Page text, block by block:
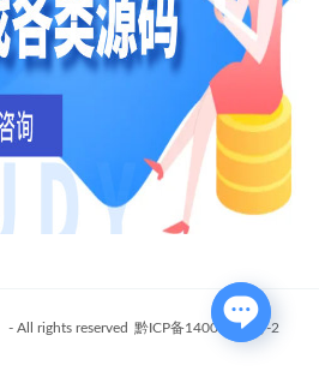
- All rights reserved 黔ICP备14006802号-2